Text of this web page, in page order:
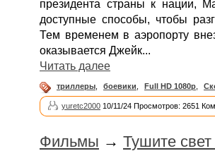
президента страны к нации,
доступные способы, чтобы
Тем временем в аэропорту
оказывается Джейк...
Читать далее
триллеры, боевики, Full HD 1080p,
yuretc2000 10/11/24 Просмотров: 2651
Фильмы → Тушите